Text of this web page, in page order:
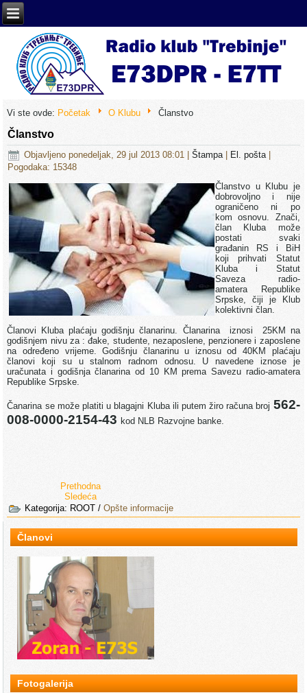
Vi ste ovde: Početak O Klubu Članstvo
Članstvo
Objavljeno ponedeljak, 29 jul 2013 08:01 |Štampa El. pošta
Pogodaka: 15348
Članstvo u Klubu je
dobrovoljno i nije
ograničeno ni po
kom osnovu. Znači,
član Kluba može
postati svaki
građanin RS i BiH
koji prihvati Statut
Kluba i Statut
Saveza radio-
amatera Republike
Srpske, čiji je Klub
kolektivni član.
Članovi Kluba plaćaju godišnju članarinu. Članarina iznosi 25KM na
godišnjem nivu za : đake, studente, nezaposlene, penzionere i zaposlene
na određeno vrijeme. Godišnju članarinu u iznosu od 40KM plaćaju
članovi koji su u stalnom radnom odnosu. U navedene iznose je
uračunata i godišnja članarina od 10 KM prema Savezu radio-amatera
Republike Srpske.
Čanarina se može platiti u blagajni Kluba ili putem žiro računa broj 562-
008-0000-2154-43kod NLB Razvojne banke.
Prethodna
Sledeća
Kategorija: ROOT /Opšte informacije
Članovi
Fotogalerija